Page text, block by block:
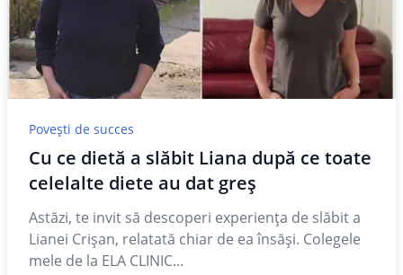
Povești de succes
Cu ce dietă a slăbit Liana după ce toate
celelalte diete au dat greș
Astăzi, te invit să descoperi experiența de slăbit a
Lianei Crișan, relatată chiar de ea însăși. Colegele
mele de la ELA CLINIC...